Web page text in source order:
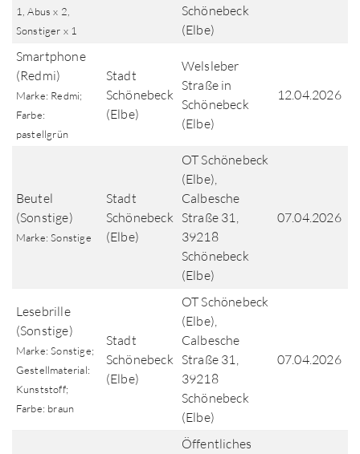
1, Abus x 2,
Sonstiger x 1
Schönebeck
(Elbe)
Smartphone
(Redmi)
Marke: Redmi;
Farbe:
pastellgrün
Stadt
Schönebeck
(Elbe)
Welsleber
Straße in
Schönebeck
(Elbe)
12.04.2026
Beutel
(Sonstige)
Marke: Sonstige
Stadt
Schönebeck
(Elbe)
OT Schönebeck
(Elbe),
Calbesche
Straße 31,
39218
Schönebeck
(Elbe)
07.04.2026
Lesebrille
(Sonstige)
Marke: Sonstige;
Gestellmaterial:
Kunststoff;
Farbe: braun
Stadt
Schönebeck
(Elbe)
OT Schönebeck
(Elbe),
Calbesche
Straße 31,
39218
Schönebeck
(Elbe)
07.04.2026
Öffentliches